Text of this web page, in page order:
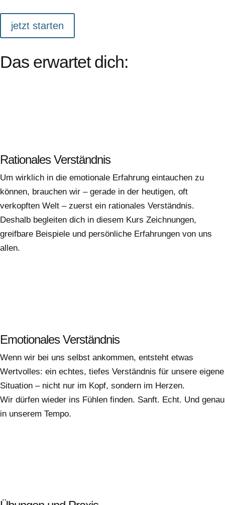
jetzt starten
Das erwartet dich:
Rationales Verständnis
Um wirklich in die emotionale Erfahrung eintauchen zu
können, brauchen wir – gerade in der heutigen, oft
verkopften Welt – zuerst ein rationales Verständnis.
Deshalb begleiten dich in diesem Kurs Zeichnungen,
greifbare Beispiele und persönliche Erfahrungen von uns
allen.
Emotionales Verständnis
Wenn wir bei uns selbst ankommen, entsteht etwas
Wertvolles: ein echtes, tiefes Verständnis für unsere eigene
Situation – nicht nur im Kopf, sondern im Herzen.
Wir dürfen wieder ins Fühlen finden. Sanft. Echt. Und genau
in unserem Tempo.